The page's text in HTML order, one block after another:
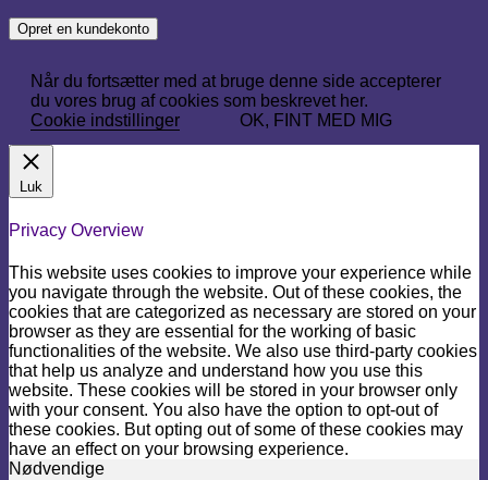
Opret en kundekonto
Når du fortsætter med at bruge denne side accepterer
du vores brug af cookies som beskrevet her.
Cookie indstillinger
OK, FINT MED MIG
Luk
Privacy Overview
This website uses cookies to improve your experience while
you navigate through the website. Out of these cookies, the
cookies that are categorized as necessary are stored on your
browser as they are essential for the working of basic
functionalities of the website. We also use third-party cookies
that help us analyze and understand how you use this
website. These cookies will be stored in your browser only
with your consent. You also have the option to opt-out of
these cookies. But opting out of some of these cookies may
have an effect on your browsing experience.
Nødvendige